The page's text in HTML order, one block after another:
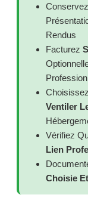
Rendus
Facturez
Ventiler
Vérifiez
Lien
Choisie